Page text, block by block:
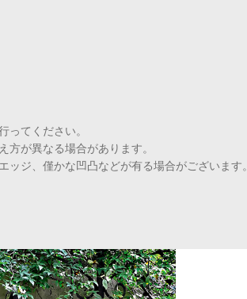
てください。
が異なる場合があります。
ジ、僅かな凹凸などが有る場合がございます。